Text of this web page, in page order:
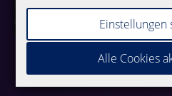
Einstellungen
Alle Cookies